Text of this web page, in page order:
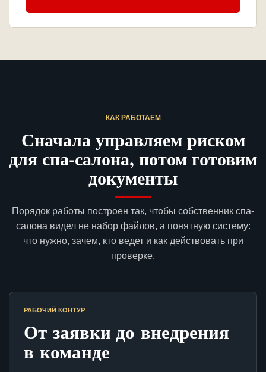
КАК РАБОТАЕМ
Сначала управляем риском
для спа-салона, потом готовим
документы
Порядок работы построен так, чтобы собственник спа-
салона видел не набор файлов, а понятную систему:
что нужно, зачем, кто ведет и как действовать при
проверке.
РАБОЧИЙ КОНТУР
От заявки до внедрения
в команде